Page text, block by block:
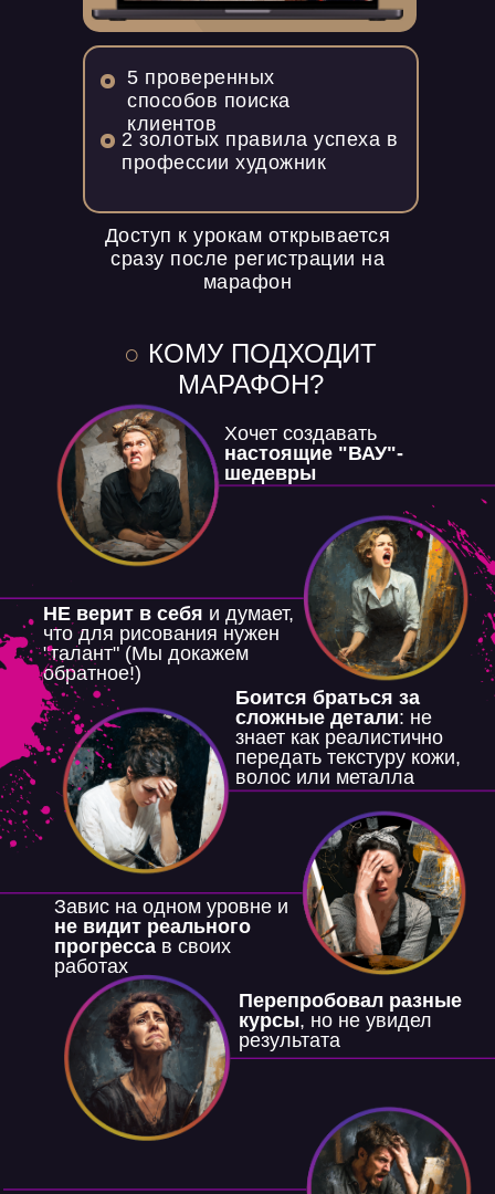
2 золотых правила успеха в
профессии художник
5 проверенных
способов поиска
клиентов
Доступ к урокам открывается
сразу после регистрации на
марафон
Перепробовал разные
курсы, но не увидел
результата
Завис на одном уровне и
не видит реального
прогресса в своих
работах
Боится браться за
сложные детали: не
знает как реалистично
передать текстуру кожи,
волос или металла
НЕ верит в себя и думает,
что для рисования нужен
"талант" (Мы докажем
обратное!)
Хочет создавать
настоящие "ВАУ"-
шедевры
○ КОМУ ПОДХОДИТ
МАРАФОН?